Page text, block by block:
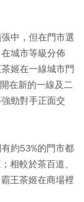
中，但在門市選
城市等級分佈
姬在一線城市門
在新的一線及二
勁對手正面交
約53%的門市都
相較於茶百道、
王茶姬在商場裡